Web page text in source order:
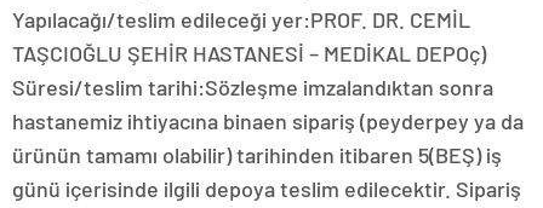
Yapılacağı/teslim edileceği yer:PROF. DR. CEMİL
TAŞCIOĞLU ŞEHİR HASTANESİ – MEDİKAL DEPOç)
Süresi/teslim tarihi:Sözleşme imzalandıktan sonra
hastanemiz ihtiyacına binaen sipariş (peyderpey ya da
ürünün tamamı olabilir) tarihinden itibaren 5(BEŞ) iş
günü içerisinde ilgili depoya teslim edilecektir. Sipariş